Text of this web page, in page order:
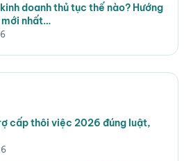
doanh thủ tục thế nào? Hướng
nhất…
cấp thôi việc 2026 đúng luật,